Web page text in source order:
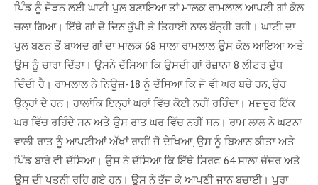
ਪਿੰਡ ਨੂੰ ਜੋੜਨ ਲਈ ਘਾਟੀ ਪੁਲ ਬਣਾਇਆ ਤਾਂ ਮਾਲਕ ਰਾਮਲਾਲ ਆਪਣੀ ਗਾਂ ਕੋਲ
ਚਲਾ ਗਿਆ। ਇੱਥੇ ਗਾਂ ਦੋ ਦਿਨ ਭੁੱਖੀ ਤੇ ਤਿਹਾਈ ਨਾਲ ਬੰਨ੍ਹੀ ਰਹੀ। ਘਾਟੀ ਦਾ
ਪੁਲ ਬਣਨ ਤੋਂ ਬਾਅਦ ਗਾਂ ਦਾ ਮਾਲਕ 68 ਸਾਲਾ ਰਾਮਲਾਲ ਉਸ ਕੋਲ ਆਇਆ ਅਤੇ
ਉਸ ਨੂੰ ਚਾਰਾ ਦਿੱਤਾ। ਉਸਨੇ ਦੱਸਿਆ ਕਿ ਉਸਦੀ ਗਾਂ ਰੋਜ਼ਾਨਾ 8 ਲੀਟਰ ਦੁੱਧ
ਦਿੰਦੀ ਹੈ। ਰਾਮਲਾਲ ਨੇ ਨਿਊਜ਼-18 ਨੂੰ ਦੱਸਿਆ ਕਿ ਜੋ ਵੀ ਘਰ ਬਚੇ ਹਨ, ਉਹ
ਉਨ੍ਹਾਂ ਦੇ ਹਨ। ਹਾਲਾਂਕਿ ਇਨ੍ਹਾਂ ਘਰਾਂ ਵਿੱਚ ਕੋਈ ਨਹੀਂ ਰਹਿੰਦਾ। ਮਜ਼ਦੂਰ ਇੱਕ
ਘਰ ਵਿੱਚ ਰਹਿੰਦੇ ਸਨ ਅਤੇ ਉਸ ਰਾਤ ਘਰ ਵਿੱਚ ਨਹੀਂ ਸਨ। ਰਾਮ ਲਾਲ ਨੇ ਘਟਨਾ
ਵਾਲੀ ਰਾਤ ਨੂੰ ਆਪਣੀਆਂ ਅੱਖਾਂ ਰਾਹੀਂ ਜੋ ਦੇਖਿਆ, ਉਸ ਨੂੰ ਬਿਆਨ ਕੀਤਾ ਅਤੇ
ਪਿੰਡ ਬਾਰੇ ਵੀ ਦੱਸਿਆ। ਉਸ ਨੇ ਦੱਸਿਆ ਕਿ ਇੱਥੇ ਸਿਰਫ਼ 64 ਸਾਲਾ ਚੰਦਰ ਅਤੇ
ਉਸ ਦੀ ਪਤਨੀ ਰਹਿ ਗਏ ਹਨ। ਉਸ ਨੇ ਭੱਜ ਕੇ ਆਪਣੀ ਜਾਨ ਬਚਾਈ। ਪੂਰਾ